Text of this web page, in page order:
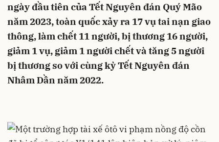
ngày đầu tiên của Tết Nguyên đán Quý Mão
năm 2023, toàn quốc xảy ra 17 vụ tai nạn giao
thông, làm chết 11 người, bị thương 16 người,
giảm 1 vụ, giảm 1 người chết và tăng 5 người
bị thương so với cùng kỳ Tết Nguyên đán
Nhâm Dần năm 2022.